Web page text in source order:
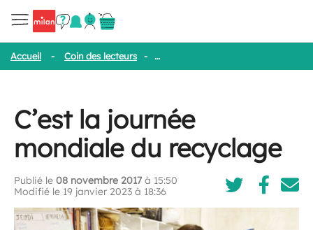
Accueil - Coin des lecteurs - C’est la journée mondiale du
C’est la journée
mondiale du recyclage
Publié le 08 novembre 2017 à 15:50
Modifié le 19 janvier 2023 à 18:36